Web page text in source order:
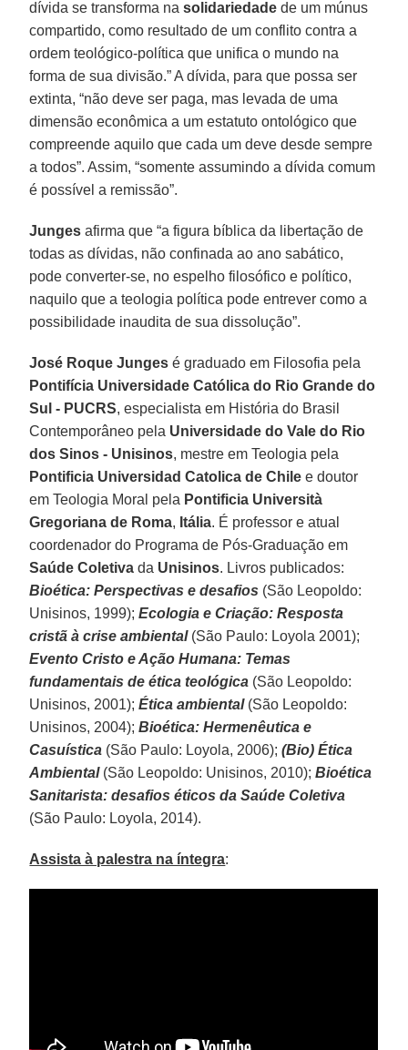
dívida se transforma nasolidariedade de um múnus
compartido, como resultado de um conflito contra a
ordem teológico-política que unifica o mundo na
forma de sua divisão.” A dívida, para que possa ser
extinta, “não deve ser paga, mas levada de uma
dimensão econômica a um estatuto ontológico que
compreende aquilo que cada um deve desde sempre
a todos”. Assim, “somente assumindo a dívida comum
é possível a remissão”.
Junges afirma que “a figura bíblica da libertação de
todas as dívidas, não confinada ao ano sabático,
pode converter-se, no espelho filosófico e político,
naquilo que a teologia política pode entrever como a
possibilidade inaudita de sua dissolução”.
José Roque Junges é graduado em Filosofia pela
Pontifícia Universidade Católica do Rio Grande do
Sul - PUCRS, especialista em História do Brasil
Contemporâneo pela Universidade do Vale do Rio
dos Sinos - Unisinos, mestre em Teologia pela
Pontificia Universidad Catolica de Chile e doutor
em Teologia Moral pela Pontificia Università
Gregoriana de Roma, Itália. É professor e atual
coordenador do Programa de Pós-Graduação em
Saúde Coletiva da Unisinos. Livros publicados:
Bioética: Perspectivas e desafios (São Leopoldo:
Unisinos, 1999);Ecologia e Criação: Resposta
cristã à crise ambiental(São Paulo: Loyola 2001);
Evento Cristo e Ação Humana: Temas
fundamentais de ética teológica (São Leopoldo:
Unisinos, 2001);Ética ambiental(São Leopoldo:
Unisinos, 2004);Bioética: Hermenêutica e
Casuística (São Paulo: Loyola, 2006);(Bio) Ética
Ambiental(São Leopoldo: Unisinos, 2010);Bioética
Sanitarista: desafios éticos da Saúde Coletiva
(São Paulo: Loyola, 2014).
Assista à palestra na íntegra: